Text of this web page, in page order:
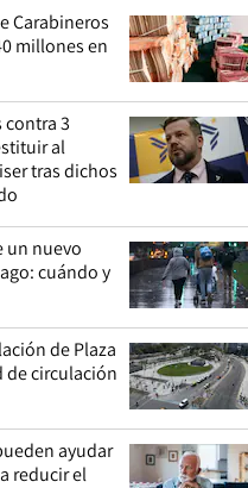
Carabineros
millones en
contra 3
al
tras dichos
un nuevo
cuándo y
de Plaza
de circulación
ayudar
reducir el